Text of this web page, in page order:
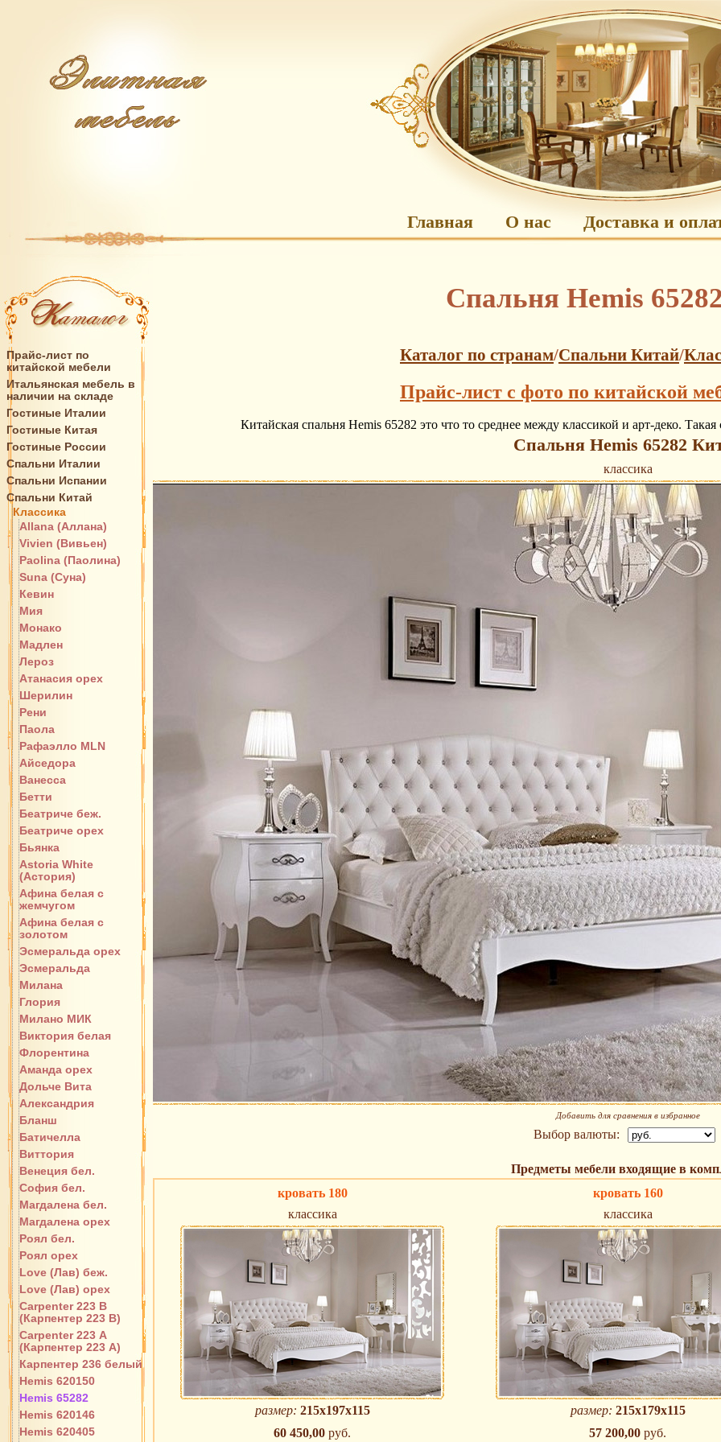
Главная О нас Доставка и
Прайс-лист по
китайской мебели
Итальянская мебель в
наличии на складе
Гостиные Италии
Гостиные Китая
Гостиные России
Спальни Италии
Спальни Испании
Спальни Китай
Классика
Allana (Аллана)
Vivien (Вивьен)
Paolina (Паолина)
Suna (Суна)
Кевин
Мия
Монако
Мадлен
Лероз
Атанасия орех
Шерилин
Рени
Паола
Рафаэлло MLN
Айседора
Ванесса
Бетти
Беатриче беж.
Беатриче орех
Бьянка
Astoria White
(Астория)
Афина белая с
жемчугом
Афина белая с
золотом
Эсмеральда орех
Эсмеральда
Милана
Глория
Милано МИК
Виктория белая
Флорентина
Аманда орех
Дольче Вита
Александрия
Бланш
Батичелла
Виттория
Венеция бел.
София бел.
Магдалена бел.
Магдалена орех
Роял бел.
Роял орех
Love (Лав) беж.
Love (Лав) орех
Carpenter 223 В
(Карпентер 223 В)
Carpenter 223 А
(Карпентер 223 А)
Карпентер 236 белый
Hemis 620150
Hemis 65282
Hemis 620146
Hemis 620405
Спальня Hemis
Каталог по странам/Спальни Китай/
Прайс-лист с фото по китайской
Китайская спальня Hemis 65282 это что то среднее между классикой и арт-деко.
Спальня Hemis 65282
классика
Добавить для сравнения в избранное
Выбор валюты:
Предметы мебели входящие в
кровать 180
классика
размер: 215х197х115
60 450,00 руб.
кровать 160
классика
размер: 215х179х115
57 200,00 руб.